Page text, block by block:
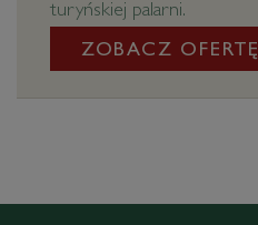
turyńskiej palarni.
ZOBACZ OFERTĘ